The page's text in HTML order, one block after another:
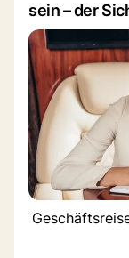
sein – der